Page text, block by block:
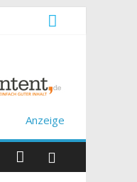
Anzeige